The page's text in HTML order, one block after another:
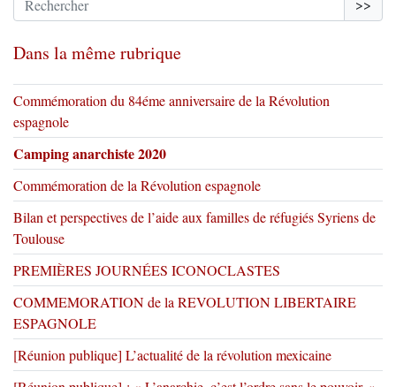
>>
Dans la même rubrique
Commémoration du 84éme anniversaire de la Révolution
espagnole
Camping anarchiste 2020
Commémoration de la Révolution espagnole
Bilan et perspectives de l’aide aux familles de réfugiés Syriens de
Toulouse
PREMIÈRES JOURNÉES ICONOCLASTES
COMMEMORATION de la REVOLUTION LIBERTAIRE
ESPAGNOLE
[Réunion publique] L’actualité de la révolution mexicaine